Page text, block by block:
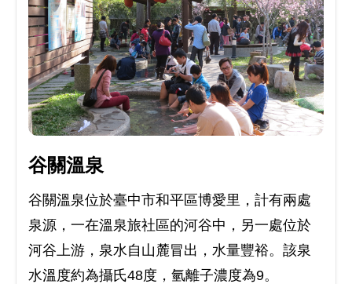
谷關溫泉
谷關溫泉位於臺中市和平區博愛里，計有兩處
泉源，一在溫泉旅社區的河谷中，另一處位於
河谷上游，泉水自山麓冒出，水量豐裕。該泉
水溫度約為攝氏48度，氫離子濃度為9。